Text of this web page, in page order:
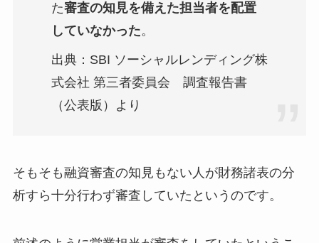
た審査の知見を備えた担当者を配置
していなかった。
出典：SBI ソーシャルレンディング株
式会社 第三者委員会 調査報告書
（公表版）より
そもそも融資審査の知見もない人が財務諸表の分
析すら十分行わず審査していたというのです。